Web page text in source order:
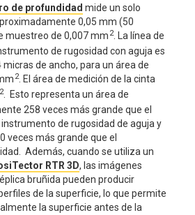
de profundidad mide un solo
0,05 mm (50
muestreo de 0,007 mm 2. La línea de
de rugosidad con aguja es
de ancho, para un área de
2. El área de medición de la cinta
2. Esto representa un área de
258 veces más grande que el
de rugosidad de aguja y
veces más grande que el
Además, cuando se utiliza un
RTR 3D, las imágenes
bruñida pueden producir
de la superficie, lo que permite
la superficie antes de la